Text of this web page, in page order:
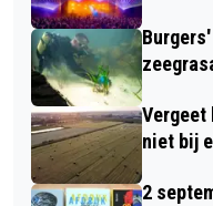
niet bij
2